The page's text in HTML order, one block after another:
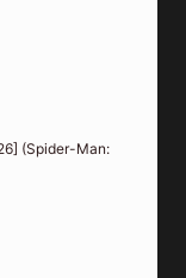
(Spider-Man: